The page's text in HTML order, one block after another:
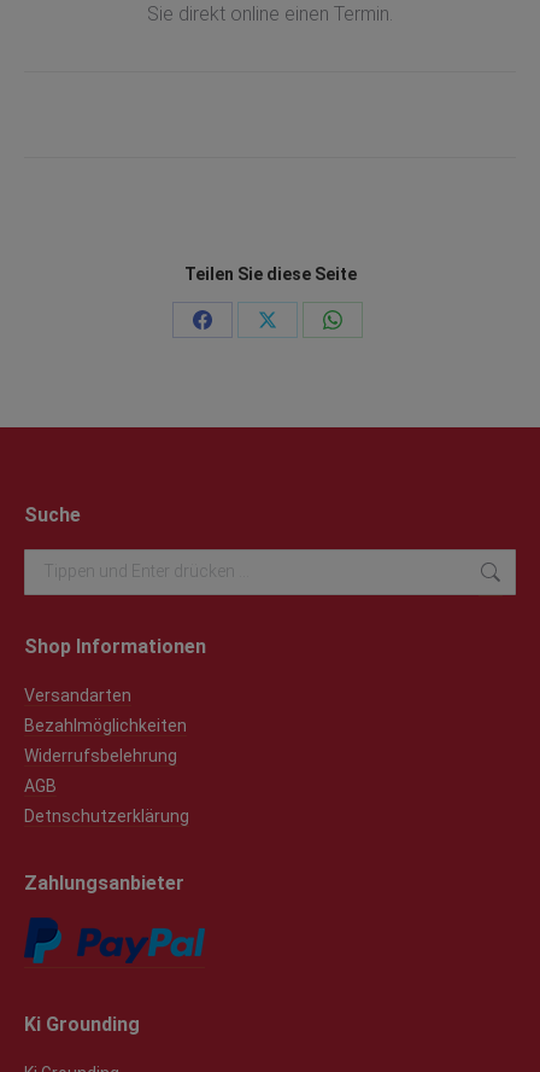
Sie direkt online einen Termin.
Teilen Sie diese Seite
Teilen
Teilen
Teilen
Suche
Search:
Shop Informationen
Versandarten
Bezahlmöglichkeiten
Widerrufsbelehrung
AGB
Detnschutzerklärung
Zahlungsanbieter
Ki Grounding